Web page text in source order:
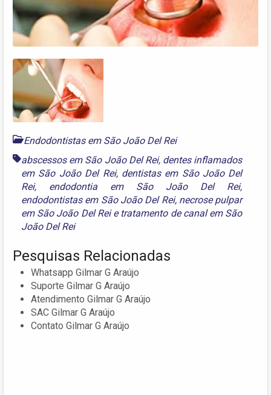
Endodontistas em São João Del Rei
abscessos em São João Del Rei, dentes inflamados
em São João Del Rei, dentistas em São João Del
Rei, endodontia em São João Del Rei,
endodontistas em São João Del Rei, necrose pulpar
em São João Del Reie tratamento de canal em São
João Del Rei
Pesquisas Relacionadas
Whatsapp Gilmar G Araújo
Suporte Gilmar G Araújo
Atendimento Gilmar G Araújo
SAC Gilmar G Araújo
Contato Gilmar G Araújo